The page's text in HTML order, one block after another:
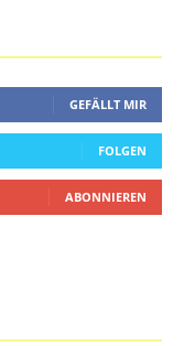
GEFÄLLT MIR
FOLGEN
ABONNIEREN